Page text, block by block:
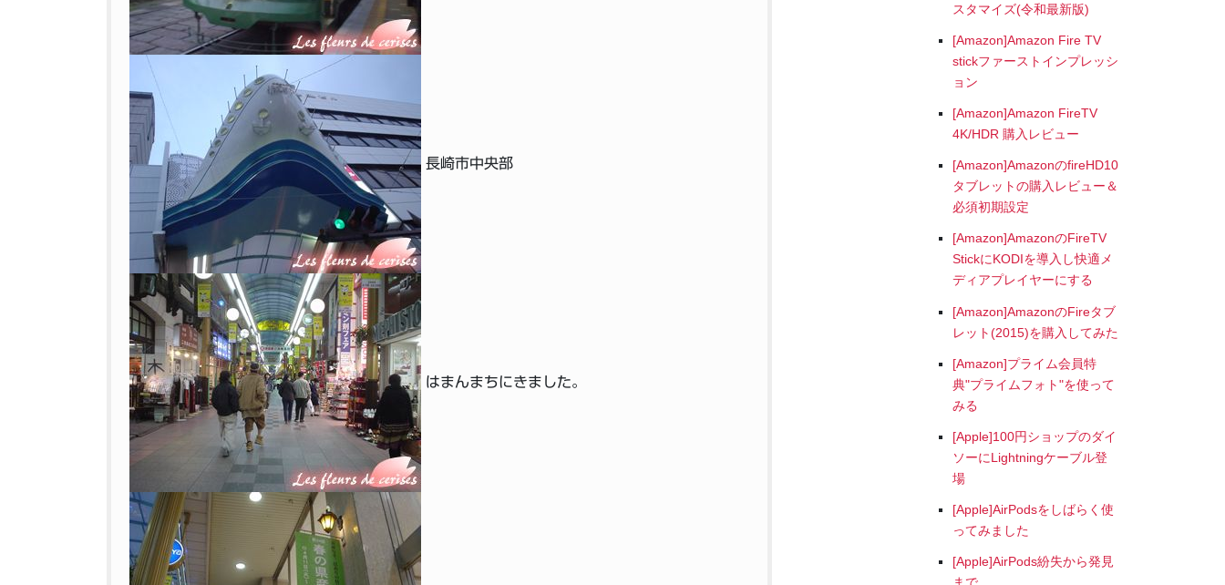
長崎市中央部
はまんまちにきました。
スタマイズ(令和最新版)
[Amazon]Amazon Fire TV
stickファーストインプレッシ
ョン
[Amazon]Amazon FireTV
4K/HDR 購入レビュー
[Amazon]AmazonのfireHD10
タブレットの購入レビュー＆
必須初期設定
[Amazon]AmazonのFireTV
StickにKODIを導入し快適メ
ディアプレイヤーにする
[Amazon]AmazonのFireタブ
レット(2015)を購入してみた
[Amazon]プライム会員特
典"プライムフォト"を使って
みる
[Apple]100円ショップのダイ
ソーにLightningケーブル登
場
[Apple]AirPodsをしばらく使
ってみました
[Apple]AirPods紛失から発見